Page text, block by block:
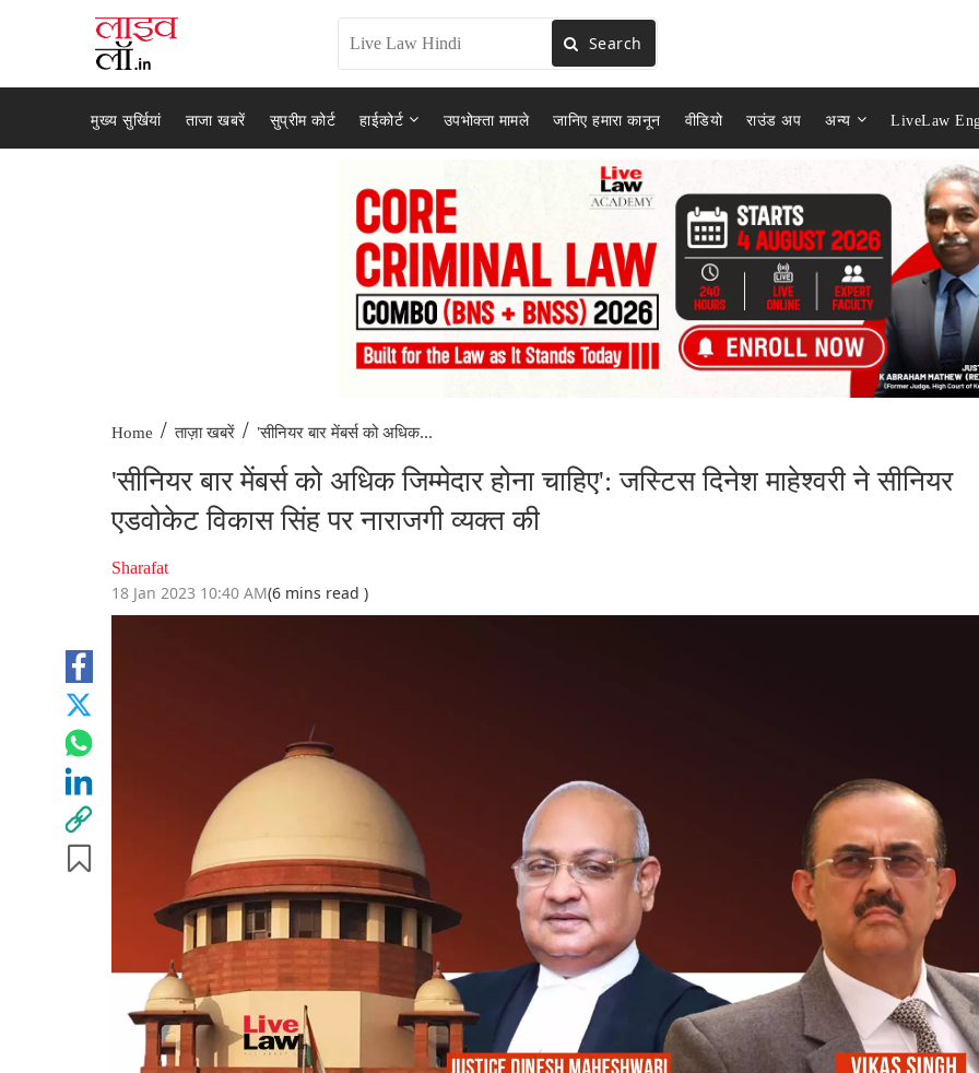
Search
मुख्य सुर्खियां ताजा खबरें सुप्रीम कोर्ट हाईकोर्ट उपभोक्ता मामले जानिए हमारा कानून वीडियो राउंड अप अन्य LiveLaw
Home / ताज़ा खबरें / 'सीनियर बार मेंबर्स को अधिक...
'सीनियर बार मेंबर्स को अधिक जिम्मेदार होना चाहिए': जस्टिस दिनेश माहेश्वरी ने सीनियर
एडवोकेट विकास सिंह पर नाराजगी व्यक्त की
Sharafat
18 Jan 2023 10:40 AM(6 mins read )